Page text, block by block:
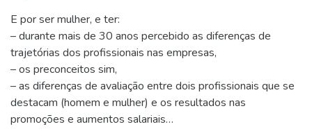
E por ser mulher, e ter:
– durante mais de 30 anos percebido as diferenças de
trajetórias dos profissionais nas empresas,
– os preconceitos sim,
– as diferenças de avaliação entre dois profissionais que se
destacam (homem e mulher) e os resultados nas
promoções e aumentos salariais…